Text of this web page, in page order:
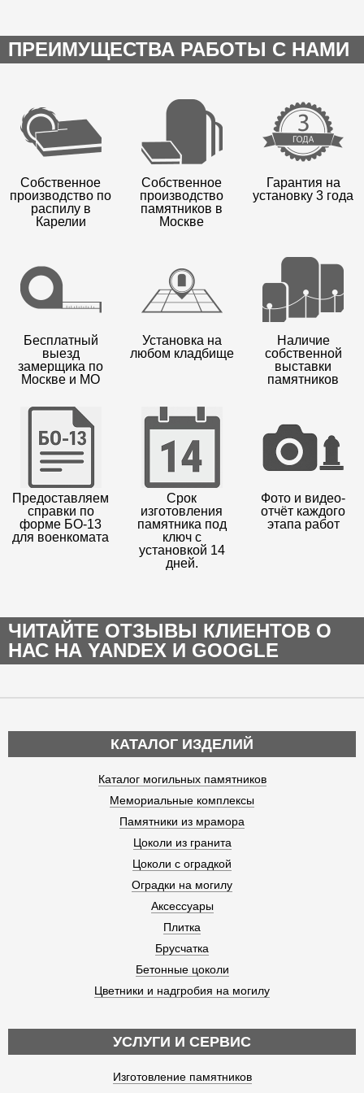
ПРЕИМУЩЕСТВА РАБОТЫ С НАМИ
Собственное
производство по
распилу в
Карелии
Собственное
производство
памятников в
Москве
Гарантия на
установку 3 года
Бесплатный
выезд
замерщика по
Москве и МО
Установка на
любом кладбище
Наличие
собственной
выставки
памятников
Предоставляем
справки по
форме БО-13
для военкомата
Срок
изготовления
памятника под
ключ с
установкой 14
дней.
Фото и видео-
отчёт каждого
этапа работ
ЧИТАЙТЕ ОТЗЫВЫ КЛИЕНТОВ О
НАС НА YANDEX И GOOGLE
КАТАЛОГ ИЗДЕЛИЙ
Каталог могильных памятников
Мемориальные комплексы
Памятники из мрамора
Цоколи из гранита
Цоколи с оградкой
Оградки на могилу
Аксессуары
Плитка
Брусчатка
Бетонные цоколи
Цветники и надгробия на могилу
УСЛУГИ И СЕРВИС
Изготовление памятников